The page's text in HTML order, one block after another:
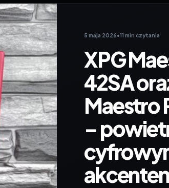
5 maja 2026•11 min czytania
XPG
42SA
Maestro
–